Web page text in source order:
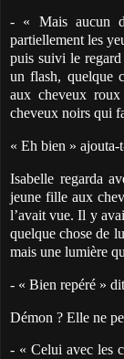
- « Mais aucun
partiellement les
puis suivi le
un flash, quelque
aux cheveux
cheveux noirs qui
« Eh bien » ajouta-
Isabelle regarda
jeune fille aux
l’avait vue. Il y
quelque chose de
mais une lumière
- « Bien repéré »
Démon ? Elle ne
- « Celui avec les